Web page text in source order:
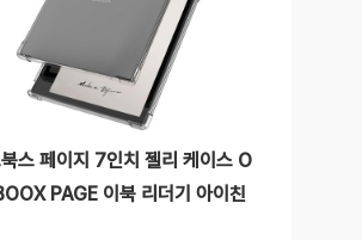
스 페이지 7인치 젤리 케이스 O
PAGE 이북 리더기 아이친